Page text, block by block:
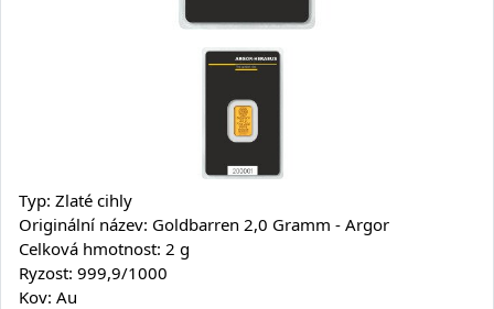
Typ: Zlaté cihly
Originální název: Goldbarren 2,0 Gramm - Argor
Celková hmotnost: 2 g
Ryzost: 999,9/1000
Kov: Au